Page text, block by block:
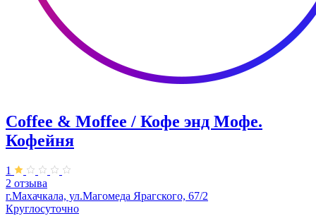
Coffee & Moffee / Кофе энд Мофе.
Кофейня
1
2 отзыва
г.Махачкала, ​ул.Магомеда Ярагского, 67/2
Круглосуточно